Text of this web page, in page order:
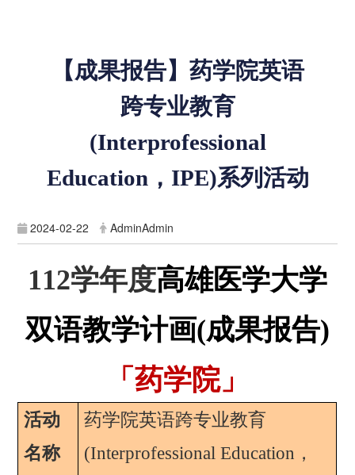
【成果报告】药学院英语
跨专业教育
(Interprofessional
Education，IPE)系列活动
2024-02-22 AdminAdmin
112学年度高雄医学大学
双语教学计画(成果报告)
「药学院」
活动
名称
药学院英语跨专业教育
(Interprofessional Education ，